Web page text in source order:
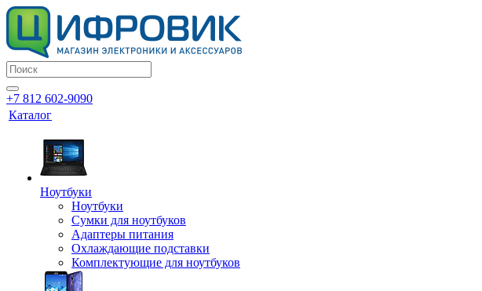
+7 812 602-9090
Каталог
Ноутбуки
Ноутбуки
Сумки для ноутбуков
Адаптеры питания
Охлаждающие подставки
Комплектующие для ноутбуков